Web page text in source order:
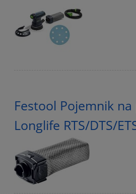
Festool Pojemnik na
Longlife RTS/DTS/